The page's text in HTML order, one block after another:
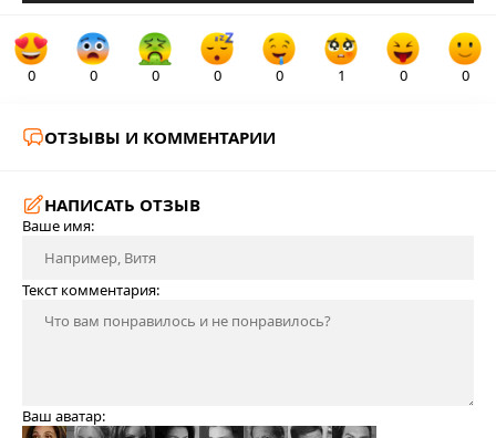
0 0 0 0 0 1 0 0
ОТЗЫВЫ И КОММЕНТАРИИ
НАПИСАТЬ ОТЗЫВ
Ваше имя:
Текст комментария:
Ваш аватар: